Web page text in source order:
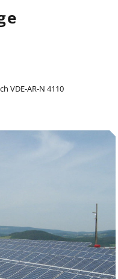
VDE-AR-N 4110